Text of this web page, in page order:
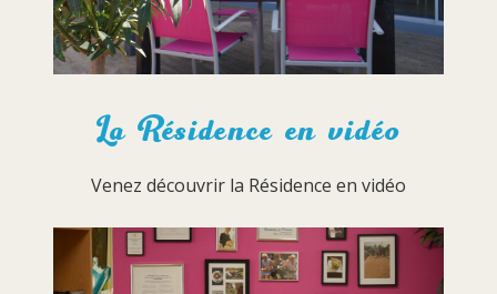
La Résidence en vidéo
Venez découvrir la Résidence en vidéo